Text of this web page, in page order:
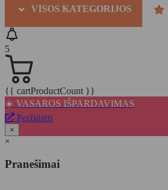
VISOS KATEGORIJOS
5
{{ cartProductCount }}
☀️ VASAROS IŠPARDAVIMAS
Peržiūrėti
×
×
Pranešimai